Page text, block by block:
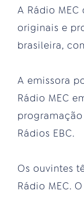
A Rádio
originais e
brasileira,
A emissora
Rádio MEC
Rádios EBC.
Os ouvintes
Rádio MEC.